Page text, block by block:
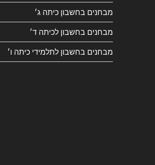
מבחנים בחשבון כיתה ג׳
מבחנים בחשבון לכיתה ד׳
מבחנים בחשבון לתלמידי כיתה ו׳